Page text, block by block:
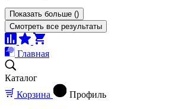
Показать больше ()
Смотреть все результаты
Главная
Каталог
Корзина
Профиль